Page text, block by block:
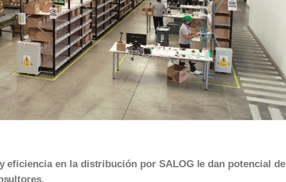
eficiencia en la distribución por SALOG le dan potencial de